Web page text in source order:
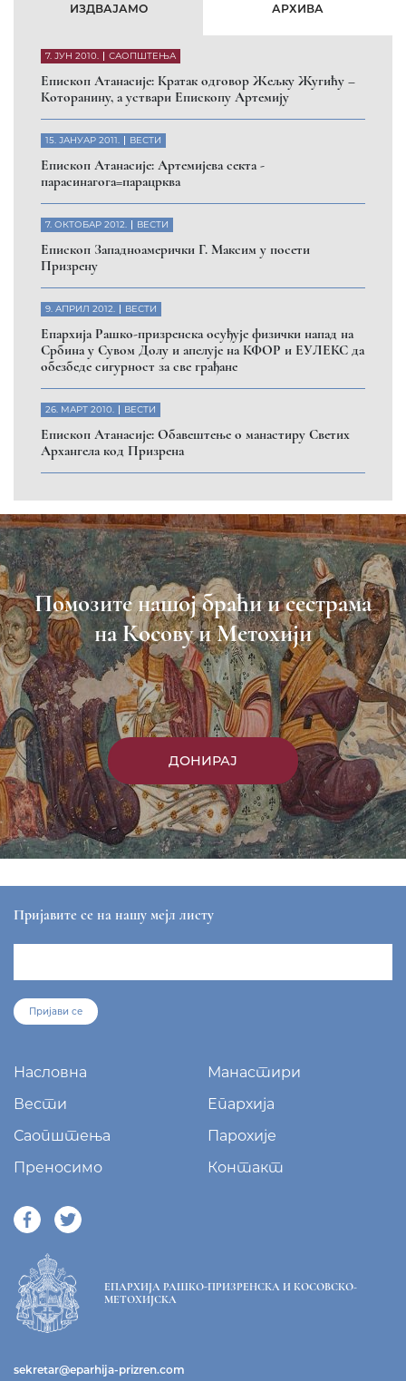
ИЗДВАЈАМО АРХИВА
7. ЈУН 2010. САОПШТЕЊА
Eпископ Атанасије: Кратак одговор Жељку Жугићу –
Которанину, а уствари Епископу Артемију
15. ЈАНУАР 2011. ВЕСТИ
Eпископ Атанасије: Артемијева секта -
парасинагога=парацрква
7. ОКТОБАР 2012. ВЕСТИ
Eпископ Западноамерички Г. Максим у посети
Призрену
9. АПРИЛ 2012. ВЕСТИ
Eпархија Рашко-призренска осуђује физички напад на
Србина у Сувом Долу и апелује на КФОР и ЕУЛЕКС да
обезбеде сигурност за све грађане
26. МАРТ 2010. ВЕСТИ
Eпископ Атанасије: Обавештење о манастиру Светих
Архангела код Призрена
Помозите нашој браћи и сестрама
на Косову и Метохији
ДОНИРАЈ
Пријавите се на нашу мејл листу
Пријави се
Насловна
Манастири
Вести
Епархија
Саопштења
Парохије
Преносимо
Контакт
ЕПАРХИЈА РАШКО-ПРИЗРЕНСКА И КОСОВСКО-
МЕТОХИЈСКА
sekretar@eparhija-prizren.com